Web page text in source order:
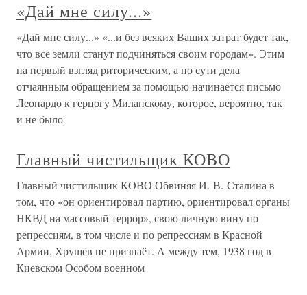
«Дай мне силу...»
«Дай мне силу...» «...и без всяких Ваших затрат будет так,
что все земли станут подчиняться своим городам». Этим
на первый взгляд риторическим, а по сути дела
отчаянным обращением за помощью начинается письмо
Леонардо к герцогу Миланскому, которое, вероятно, так
и не было
Главный чистильщик КОВО
Главный чистильщик КОВО Обвиняя И. В. Сталина в
том, что «он ориентировал партию, ориентировал органы
НКВД на массовый террор», свою личную вину по
репрессиям, в том числе и по репрессиям в Красной
Армии, Хрущёв не признаёт. А между тем, 1938 год в
Киевском Особом военном